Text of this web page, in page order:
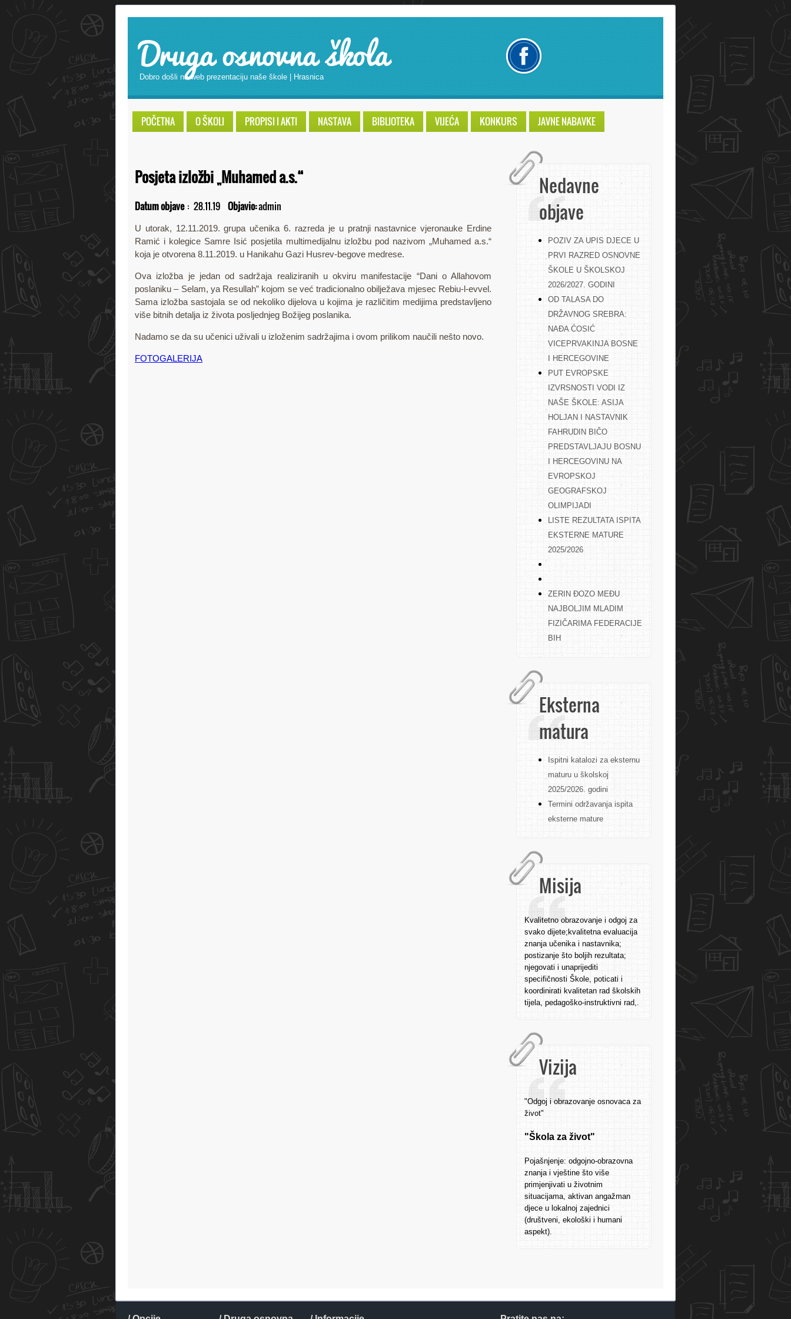
Druga osnovna škola
Dobro došli na web prezentaciju naše škole | Hrasnica
POČETNA O ŠKOLI PROPISI I AKTI NASTAVA BIBLIOTEKA VIJEĆA KONKURS JAVNE NABAVKE
Nedavne
objave
POZIV ZA UPIS DJECE U
PRVI RAZRED OSNOVNE
ŠKOLE U ŠKOLSKOJ
2026/2027. GODINI
OD TALASA DO
DRŽAVNOG SREBRA:
NAĐA ĆOSIĆ
VICEPRVAKINJA BOSNE
I HERCEGOVINE
PUT EVROPSKE
IZVRSNOSTI VODI IZ
NAŠE ŠKOLE: ASIJA
HOLJAN I NASTAVNIK
FAHRUDIN BIČO
PREDSTAVLJAJU BOSNU
I HERCEGOVINU NA
EVROPSKOJ
GEOGRAFSKOJ
OLIMPIJADI
LISTE REZULTATA ISPITA
EKSTERNE MATURE
2025/2026
ZERIN ĐOZO MEĐU
NAJBOLJIM MLADIM
FIZIČARIMA FEDERACIJE
BIH
Eksterna
matura
Ispitni katalozi za eksternu
maturu u školskoj
2025/2026. godini
Termini održavanja ispita
eksterne mature
Misija
Kvalitetno obrazovanje i odgoj za
svako dijete;kvalitetna evaluacija
znanja učenika i nastavnika;
postizanje što boljih rezultata;
njegovati i unaprijediti
specifičnosti Škole, poticati i
koordinirati kvalitetan rad školskih
tijela, pedagoško-instruktivni rad,.
Vizija
"Odgoj i obrazovanje osnovaca za
život"
"Škola za život"
Pojašnjenje: odgojno-obrazovna
znanja i vještine što više
primjenjivati u životnim
situacijama, aktivan angažman
djece u lokalnoj zajednici
(društveni, ekološki i humani
aspekt).
Posjeta izložbi „Muhamed a.s.“
Datum objave : 28.11.19 Objavio:admin
U utorak, 12.11.2019. grupa učenika 6. razreda je u pratnji nastavnice vjeronauke Erdine
Ramić i kolegice Samre Isić posjetila multimedijalnu izložbu pod nazivom „Muhamed a.s.“
koja je otvorena 8.11.2019. u Hanikahu Gazi Husrev-begove medrese.
Ova izložba je jedan od sadržaja realiziranih u okviru manifestacije “Dani o Allahovom
poslaniku – Selam, ya Resullah” kojom se već tradicionalno obilježava mjesec Rebiu-l-evvel.
Sama izložba sastojala se od nekoliko dijelova u kojima je različitim medijima predstavljeno
više bitnih detalja iz života posljednjeg Božijeg poslanika.
Nadamo se da su učenici uživali u izloženim sadržajima i ovom prilikom naučili nešto novo.
FOTOGALERIJA